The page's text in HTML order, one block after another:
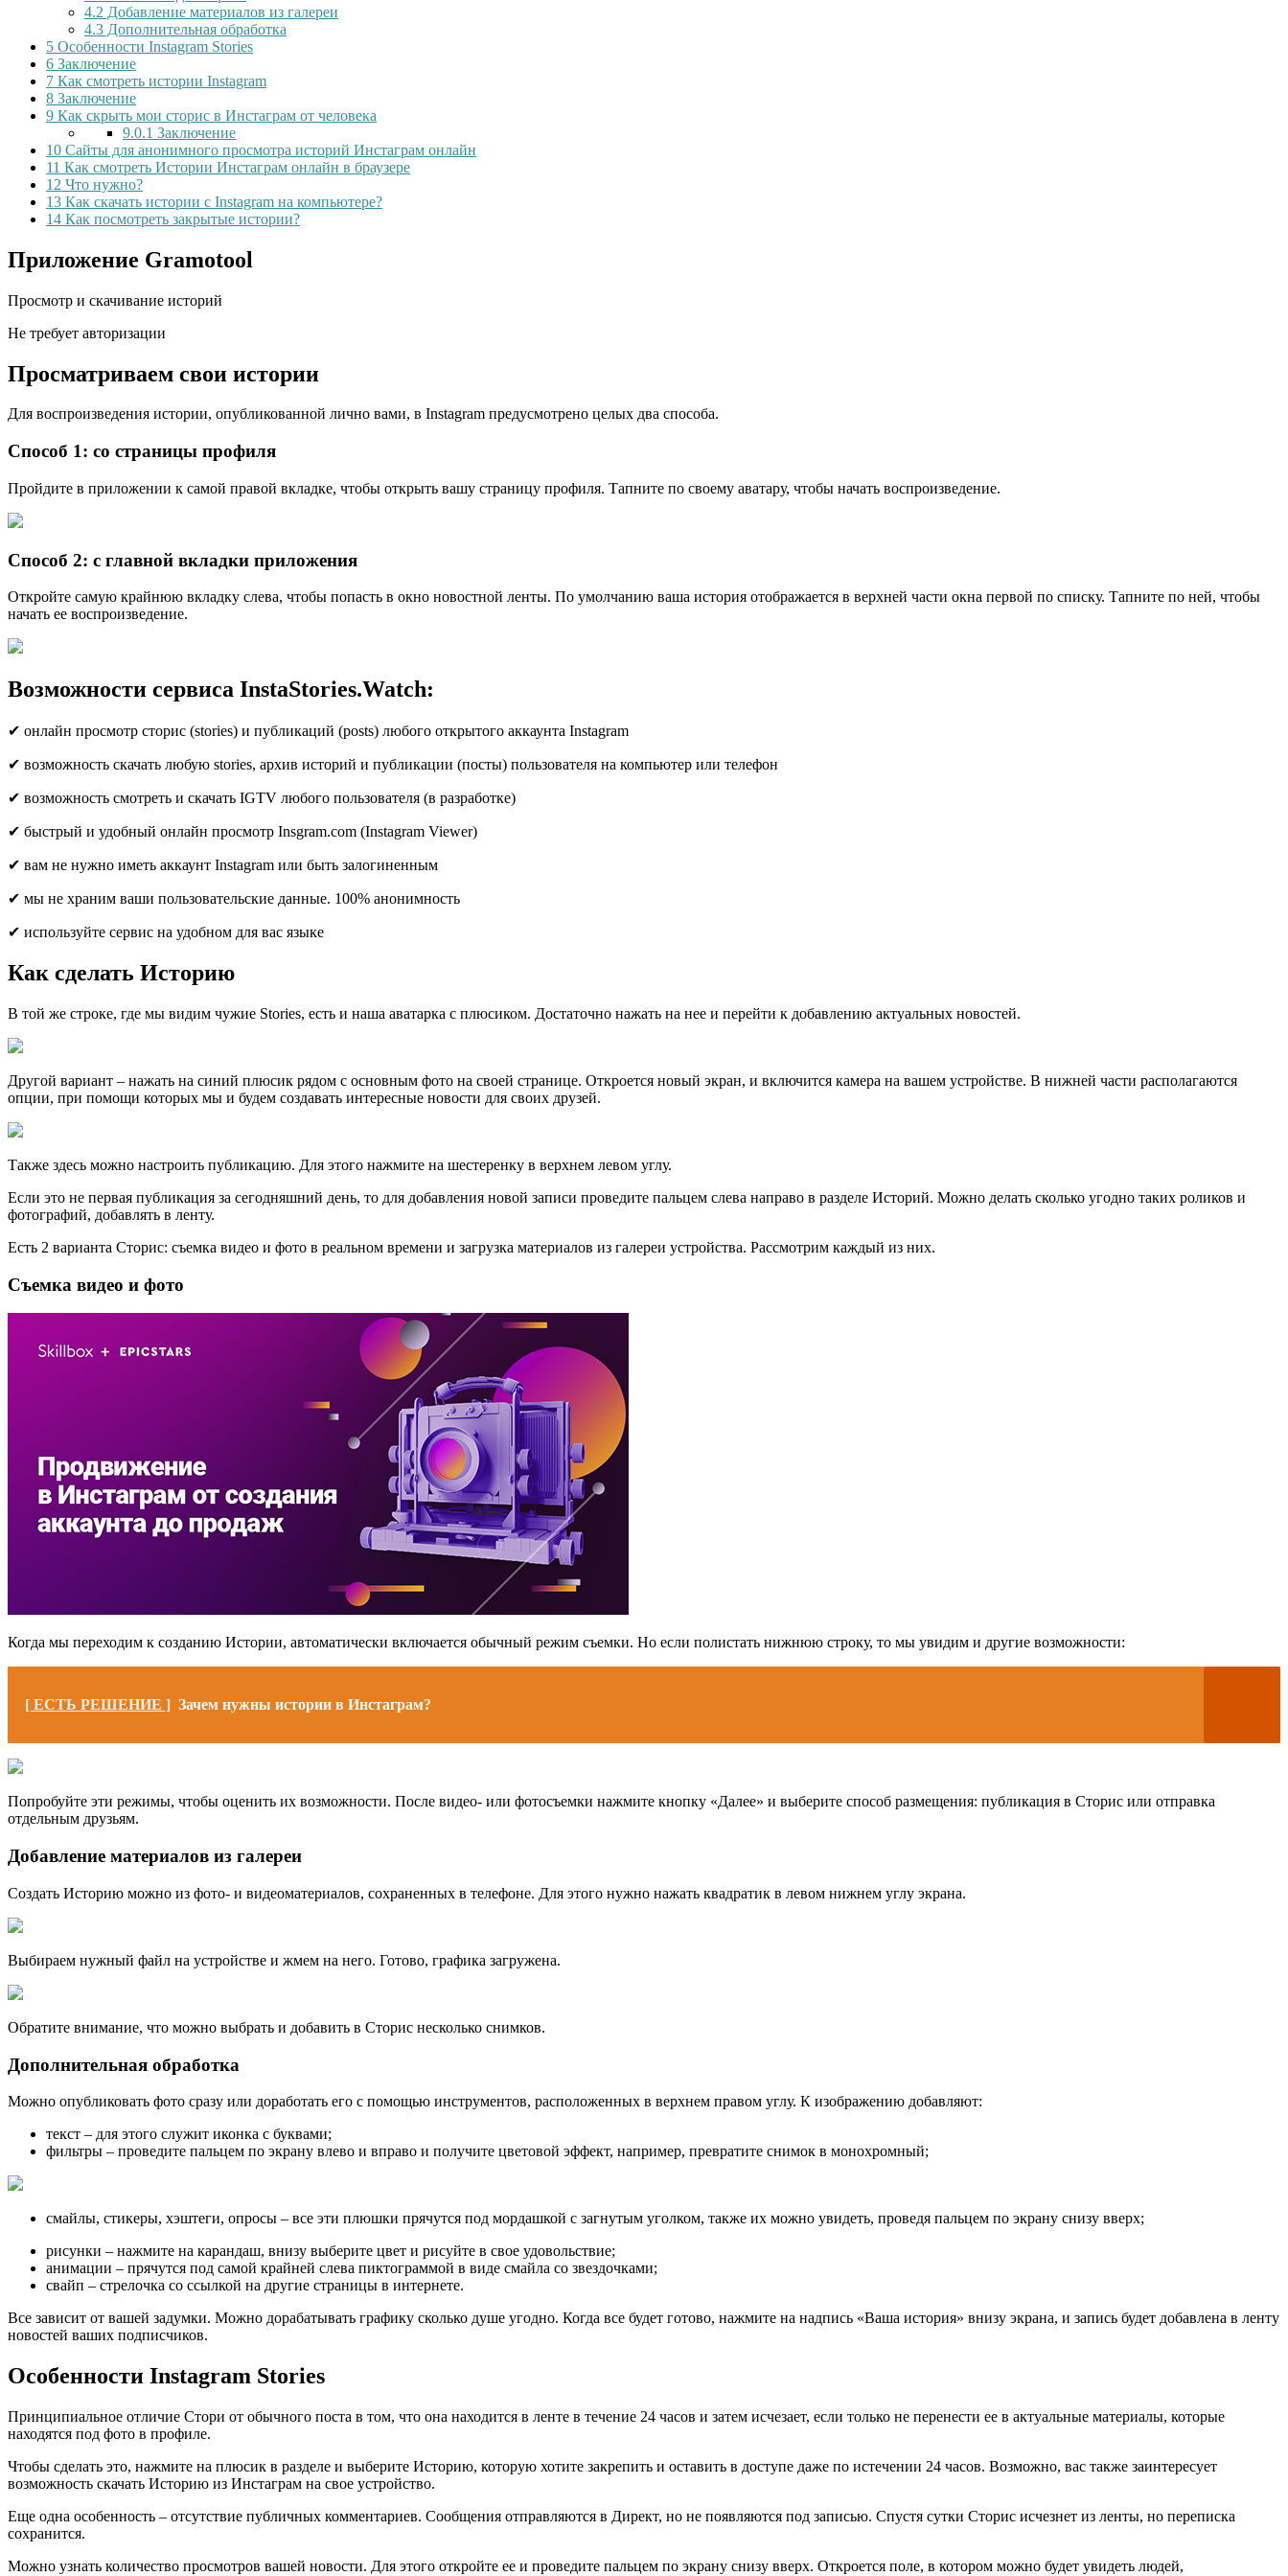
4.2 Добавление материалов из галереи
4.3 Дополнительная обработка
5 Особенности Instagram Stories
6 Заключение
7 Как смотреть истории Instagram
8 Заключение
9 Как скрыть мои сторис в Инстаграм от человека
9.0.1 Заключение
10 Сайты для анонимного просмотра историй Инстаграм онлайн
11 Как смотреть Истории Инстаграм онлайн в браузере
12 Что нужно?
13 Как скачать истории с Instagram на компьютере?
14 Как посмотреть закрытые истории?
Приложение Gramotool
Просмотр и скачивание историй
Не требует авторизации
Просматриваем свои истории
Для воспроизведения истории, опубликованной лично вами, в Instagram предусмотрено целых два способа.
Способ 1: со страницы профиля
Пройдите в приложении к самой правой вкладке, чтобы открыть вашу страницу профиля. Тапните по своему аватару, чтобы начать воспроизведение.
Способ 2: с главной вкладки приложения
Откройте самую крайнюю вкладку слева, чтобы попасть в окно новостной ленты. По умолчанию ваша история отображается в верхней части окна первой по списку. Тапните по ней, чтобы
начать ее воспроизведение.
Возможности сервиса InstaStories.Watch:
✔ онлайн просмотр сторис (stories) и публикаций (posts) любого открытого аккаунта Instagram
✔ возможность скачать любую stories, архив историй и публикации (посты) пользователя на компьютер или телефон
✔ возможность смотреть и скачать IGTV любого пользователя (в разработке)
✔ быстрый и удобный онлайн просмотр Insgram.com (Instagram Viewer)
✔ вам не нужно иметь аккаунт Instagram или быть залогиненным
✔ мы не храним ваши пользовательские данные. 100% анонимность
✔ используйте сервис на удобном для вас языке
Как сделать Историю
В той же строке, где мы видим чужие Stories, есть и наша аватарка с плюсиком. Достаточно нажать на нее и перейти к добавлению актуальных новостей.
Другой вариант – нажать на синий плюсик рядом с основным фото на своей странице. Откроется новый экран, и включится камера на вашем устройстве. В нижней части располагаются
опции, при помощи которых мы и будем создавать интересные новости для своих друзей.
Также здесь можно настроить публикацию. Для этого нажмите на шестеренку в верхнем левом углу.
Если это не первая публикация за сегодняшний день, то для добавления новой записи проведите пальцем слева направо в разделе Историй. Можно делать сколько угодно таких роликов и
фотографий, добавлять в ленту.
Есть 2 варианта Сторис: съемка видео и фото в реальном времени и загрузка материалов из галереи устройства. Рассмотрим каждый из них.
Съемка видео и фото
Когда мы переходим к созданию Истории, автоматически включается обычный режим съемки. Но если полистать нижнюю строку, то мы увидим и другие возможности:
[ ЕСТЬ РЕШЕНИЕ ] Зачем нужны истории в Инстаграм?
Попробуйте эти режимы, чтобы оценить их возможности. После видео- или фотосъемки нажмите кнопку «Далее» и выберите способ размещения: публикация в Сторис или отправка
отдельным друзьям.
Добавление материалов из галереи
Создать Историю можно из фото- и видеоматериалов, сохраненных в телефоне. Для этого нужно нажать квадратик в левом нижнем углу экрана.
Выбираем нужный файл на устройстве и жмем на него. Готово, графика загружена.
Обратите внимание, что можно выбрать и добавить в Сторис несколько снимков.
Дополнительная обработка
Можно опубликовать фото сразу или доработать его с помощью инструментов, расположенных в верхнем правом углу. К изображению добавляют:
текст – для этого служит иконка с буквами;
фильтры – проведите пальцем по экрану влево и вправо и получите цветовой эффект, например, превратите снимок в монохромный;
смайлы, стикеры, хэштеги, опросы – все эти плюшки прячутся под мордашкой с загнутым уголком, также их можно увидеть, проведя пальцем по экрану снизу вверх;
рисунки – нажмите на карандаш, внизу выберите цвет и рисуйте в свое удовольствие;
анимации – прячутся под самой крайней слева пиктограммой в виде смайла со звездочками;
свайп – стрелочка со ссылкой на другие страницы в интернете.
Все зависит от вашей задумки. Можно дорабатывать графику сколько душе угодно. Когда все будет готово, нажмите на надпись «Ваша история» внизу экрана, и запись будет добавлена в ленту
новостей ваших подписчиков.
Особенности Instagram Stories
Принципиальное отличие Стори от обычного поста в том, что она находится в ленте в течение 24 часов и затем исчезает, если только не перенести ее в актуальные материалы, которые
находятся под фото в профиле.
Чтобы сделать это, нажмите на плюсик в разделе и выберите Историю, которую хотите закрепить и оставить в доступе даже по истечении 24 часов. Возможно, вас также заинтересует
возможность скачать Историю из Инстаграм на свое устройство.
Еще одна особенность – отсутствие публичных комментариев. Сообщения отправляются в Директ, но не появляются под записью. Спустя сутки Сторис исчезнет из ленты, но переписка
сохранится.
Можно узнать количество просмотров вашей новости. Для этого откройте ее и проведите пальцем по экрану снизу вверх. Откроется поле, в котором можно будет увидеть людей,